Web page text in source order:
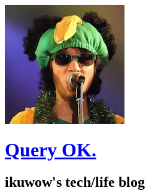
Query OK.
ikuwow's tech/life blog